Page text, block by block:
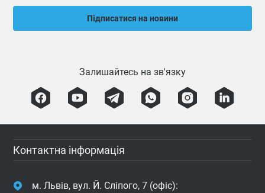
Підписатися на новини
Залишайтесь на зв'язку
Контактна інформація
м. Львів, вул. Й. Сліпого, 7 (офіс):